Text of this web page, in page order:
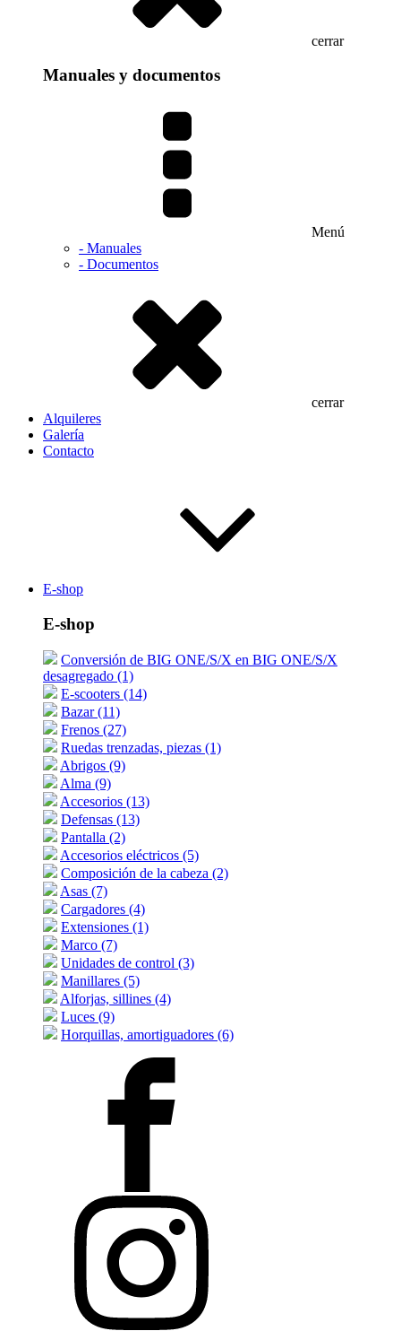
cerrar
Manuales y documentos
Menú
- Manuales
- Documentos
cerrar
Alquileres
Galería
Contacto
E-shop
E-shop
Conversión de BIG ONE/S/X en BIG ONE/S/X
desagregado (1)
E-scooters (14)
Bazar (11)
Frenos (27)
Ruedas trenzadas, piezas (1)
Abrigos (9)
Alma (9)
Accesorios (13)
Defensas (13)
Pantalla (2)
Accesorios eléctricos (5)
Composición de la cabeza (2)
Asas (7)
Cargadores (4)
Extensiones (1)
Marco (7)
Unidades de control (3)
Manillares (5)
Alforjas, sillines (4)
Luces (9)
Horquillas, amortiguadores (6)